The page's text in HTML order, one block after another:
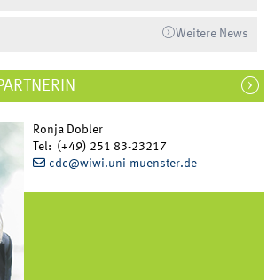
Weitere News
Ronja Dobler
Tel: (+49) 251 83-23217
cdc@wiwi.uni-muenster.de